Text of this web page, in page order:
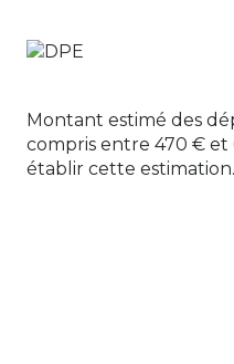
Les informations sur
Montant estimé des
compris entre 470 € et
établir cette estimation.